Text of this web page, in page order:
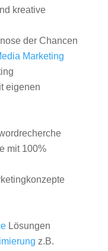
kreative
der Chancen
Marketing
eigenen
mit 100%
Lösungen
z.B.